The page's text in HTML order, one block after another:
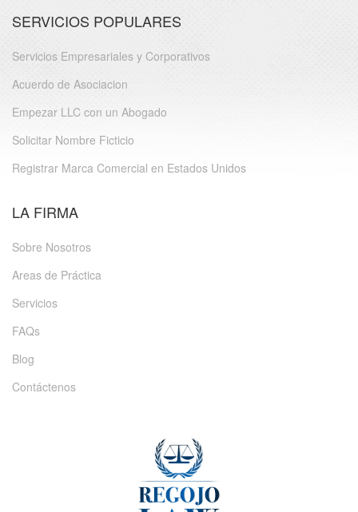
SERVICIOS POPULARES
Servicios Empresariales y Corporativos
Acuerdo de Asociacion
Empezar LLC con un Abogado
Solicitar Nombre Ficticio
Registrar Marca Comercial en Estados Unidos
LA FIRMA
Sobre Nosotros
Areas de Práctica
Servicios
FAQs
Blog
Contáctenos